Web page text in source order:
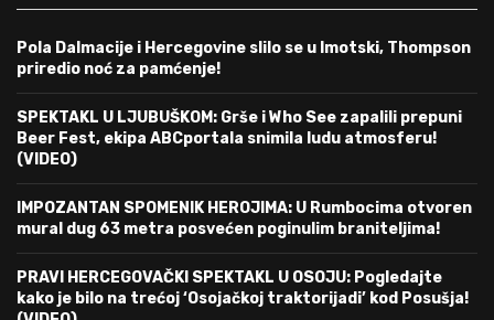
Pola Dalmacije i Hercegovine slilo se u Imotski, Thompson
priredio noć za pamćenje!
SPEKTAKL U LJUBUŠKOM: Grše i Who See zapalili prepuni
Beer Fest, ekipa ABCportala snimila ludu atmosferu!
(VIDEO)
IMPOZANTAN SPOMENIK HEROJIMA: U Rumbocima otvoren
mural dug 63 metra posvećen poginulim braniteljima!
PRAVI HERCEGOVAČKI SPEKTAKL U OSOJU: Pogledajte
kako je bilo na trećoj ‘Osojačkoj traktorijadi’ kod Posušja!